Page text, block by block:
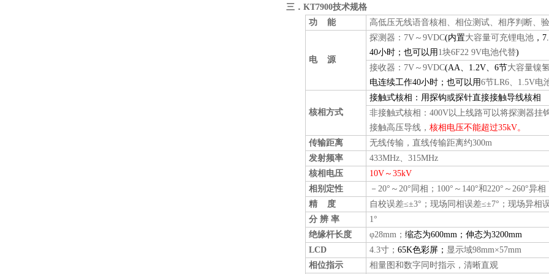
三．KT7900技术规格
功 能
高低压无线语音核相、相位测试、相序判断、
电 源
探测器：7V～9VDC(内置大容量可充锂电池 ，
40小时；也可以用 1块6F22 9V电池代替)
接收器：7V～9VDC(AA、1.2V、6节大容量镍
电连续工作40小时；也可以用6节LR6、1.5V电
核相方式
接触式核相：用探钩或探针直接接触导线核相
非接触式核相：400V以上线路可以将探测器挂
接触高压导线，核相电压不能超过35kV。
传输距离
无线传输，直线传输距离约300m
发射频率
433MHz、315MHz
核相电压
10V ～35kV
相别定性
－20°～20°同相；100°～140°和220°～260°异相
精 度
自校误差≤±3°；现场同相误差≤±7°；现场异相
分 辨 率
1°
绝缘杆长度
φ28mm；缩态为600mm；伸态为3200mm
LCD
4.3寸；65K色彩屏； 显示域98mm×57mm
相位指示
相量图和数字同时指示，清晰直观